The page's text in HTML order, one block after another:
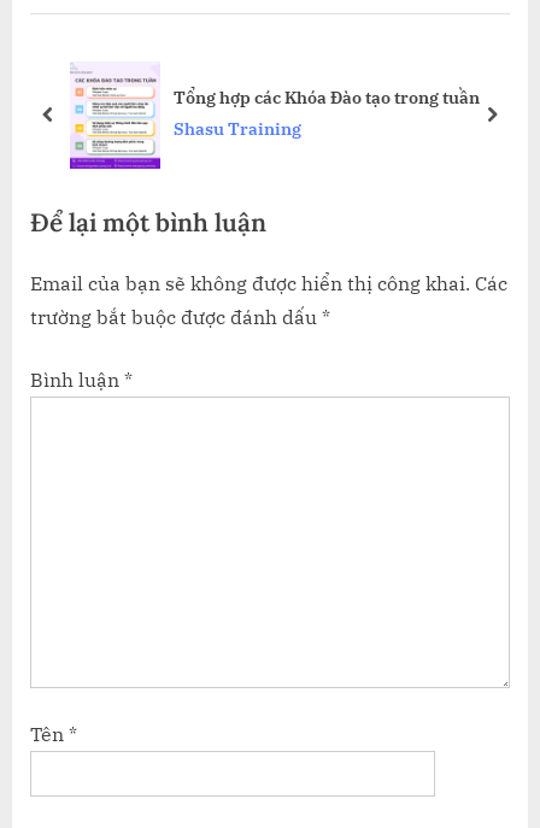
u
o
:
P
Tổng hợp các Khóa Đào tạo trong tuần
Shasu Training
prev next
Để lại một bình luận
Email của bạn sẽ không được hiển thị công khai. Các
trường bắt buộc được đánh dấu *
Bình luận *
Tên *